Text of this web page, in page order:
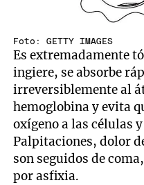
Foto: GETTY IMAGES
Es extremadamente
ingiere, se absorbe
irreversiblemente al
hemoglobina y evita
oxígeno a las células
Palpitaciones, dolor
son seguidos de
por asfixia.